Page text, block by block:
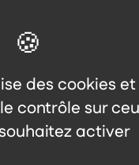
des cookies et
contrôle sur
activer
une gamme
de sources
bénéficier de
pouvoir des